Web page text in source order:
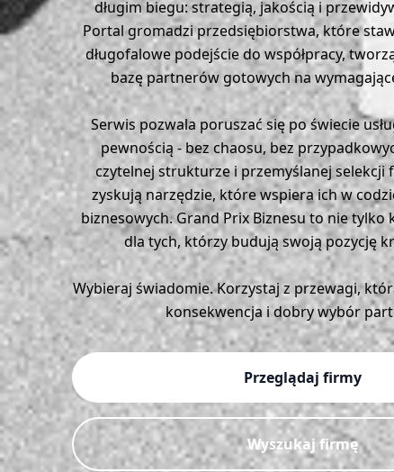
długim biegu: strategią, jakością i
Portal gromadzi przedsiębiorstwa, które
długofalowe podejście do współpracy,
bazę partnerów gotowych na
Serwis pozwala poruszać się po świecie
pewnością - bez chaosu, bez
czytelnej strukturze i przemyślanej selekcji
zyskują narzędzie, które wspiera ich w
biznesowych. Grand Prix Biznesu to nie tylko
dla tych, którzy budują swoją pozycję
Wybieraj świadomie. Korzystaj z przewagi,
konsekwencja i dobry wybór
Przeglądaj firmy
Wyszukaj firmę